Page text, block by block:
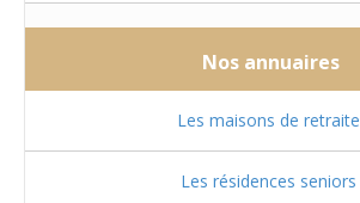
Nos annuaires
Les maisons de retraite
Les résidences seniors